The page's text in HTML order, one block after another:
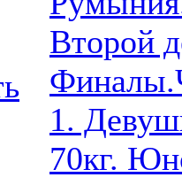
Второй
1.
70кг.